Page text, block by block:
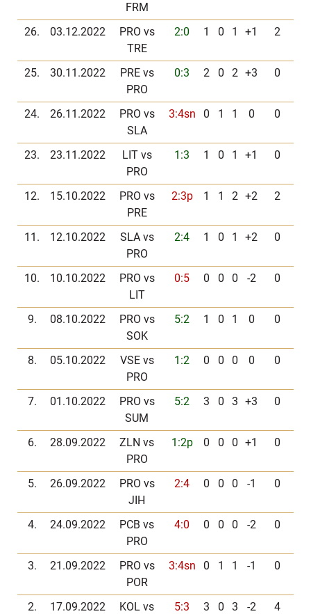
FRM
26. 03.12.2022
PRO vs
TRE
2:0 1 0 1 +1 2
25. 30.11.2022
PRE vs
PRO
0:3 2 0 2 +3 0
24. 26.11.2022
PRO vs
SLA
3:4sn 0 1 1 0 0
23. 23.11.2022
LIT vs
PRO
1:3 1 0 1 +1 0
12. 15.10.2022
PRO vs
PRE
2:3p 1 1 2 +2 2
11. 12.10.2022
SLA vs
PRO
2:4 1 0 1 +2 0
10. 10.10.2022
PRO vs
LIT
0:5 0 0 0 -2 0
9. 08.10.2022
PRO vs
SOK
5:2 1 0 1 0 0
8. 05.10.2022
VSE vs
PRO
1:2 0 0 0 0 0
7. 01.10.2022
PRO vs
SUM
5:2 3 0 3 +3 0
6. 28.09.2022
ZLN vs
PRO
1:2p 0 0 0 +1 0
5. 26.09.2022
PRO vs
JIH
2:4 0 0 0 -1 0
4. 24.09.2022
PCB vs
PRO
4:0 0 0 0 -2 0
3. 21.09.2022
PRO vs
POR
3:4sn 0 1 1 -1 0
2. 17.09.2022
KOL vs
5:3 3 0 3 -2 4